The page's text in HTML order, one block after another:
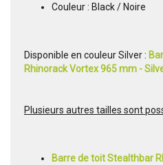
Couleur : Black / Noire
Disponible en couleur Silver :
Rhinorack Vortex 965 mm -
Plusieurs autres tailles sont
Barre de toit Stealthbar